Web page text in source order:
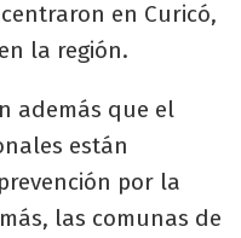
en Curicó,
la región.
además que el
están
por la
las comunas de